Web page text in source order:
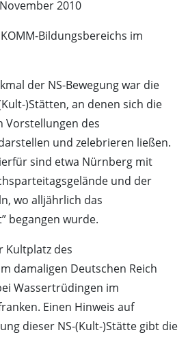
2010
Bildungsbereichs im
der NS-Bewegung war die
)Stätten, an denen sich die
Vorstellungen des
und zelebrieren ließen.
sind etwa Nürnberg mit
und der
wo alljährlich das
begangen wurde.
Kultplatz des
damaligen Deutschen Reich
Wassertrüdingen im
Einen Hinweis auf
dieser NS-(Kult-)Stätte gibt die